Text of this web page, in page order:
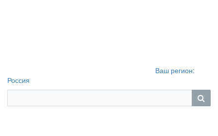
Ваш регион:
Россия